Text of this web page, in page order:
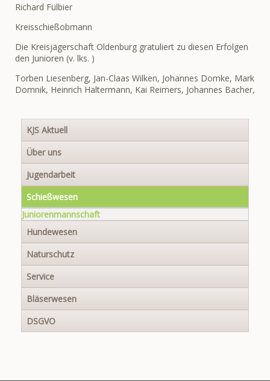
Richard Fülbier
Kreisschießobmann
Die Kreisjägerschaft Oldenburg gratuliert zu diesen Erfolgen
den Junioren (v. lks. )
Torben Liesenberg, Jan-Claas Wilken, Johannes Domke, Mark
Domnik, Heinrich Haltermann, Kai Reimers, Johannes Bacher,
Navigation
überspringen
KJS Aktuell
Über uns
Jugendarbeit
Schießwesen
Juniorenmannschaft
Hundewesen
Naturschutz
Service
Bläserwesen
DSGVO